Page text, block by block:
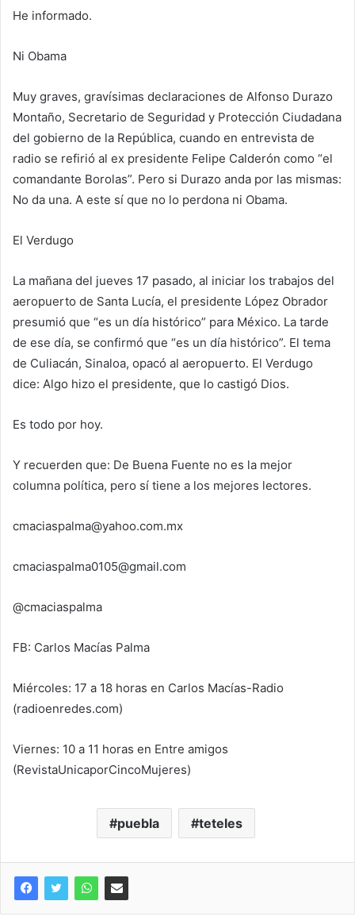
He informado.
Ni Obama
Muy graves, gravísimas declaraciones de Alfonso Durazo
Montaño, Secretario de Seguridad y Protección Ciudadana
del gobierno de la República, cuando en entrevista de
radio se refirió al ex presidente Felipe Calderón como “el
comandante Borolas”. Pero si Durazo anda por las mismas:
No da una. A este sí que no lo perdona ni Obama.
El Verdugo
La mañana del jueves 17 pasado, al iniciar los trabajos del
aeropuerto de Santa Lucía, el presidente López Obrador
presumió que “es un día histórico” para México. La tarde
de ese día, se confirmó que “es un día histórico”. El tema
de Culiacán, Sinaloa, opacó al aeropuerto. El Verdugo
dice: Algo hizo el presidente, que lo castigó Dios.
Es todo por hoy.
Y recuerden que: De Buena Fuente no es la mejor
columna política, pero sí tiene a los mejores lectores.
cmaciaspalma@yahoo.com.mx
cmaciaspalma0105@gmail.com
@cmaciaspalma
FB: Carlos Macías Palma
Miércoles: 17 a 18 horas en Carlos Macías-Radio
(radioenredes.com)
Viernes: 10 a 11 horas en Entre amigos
(RevistaUnicaporCincoMujeres)
puebla teteles